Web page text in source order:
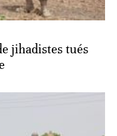
jihadistes tués